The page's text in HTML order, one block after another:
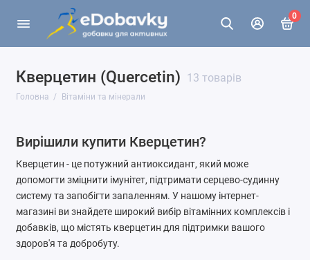
0
Кверцетин (Quercetin) 13 товарів
Головна Вітаміни та мінерали
Вирішили купити Кверцетин?
Кверцетин - це потужний антиоксидант, який може
допомогти зміцнити імунітет, підтримати серцево-судинну
систему та запобігти запаленням. У нашому інтернет-
магазині ви знайдете широкий вибір вітамінних комплексів і
добавків, що містять кверцетин для підтримки вашого
здоров'я та добробуту.